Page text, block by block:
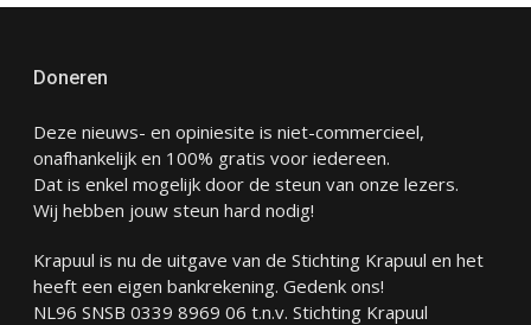
Doneren
Deze nieuws- en opiniesite is niet-commercieel,
onafhankelijk en 100% gratis voor iedereen.
Dat is enkel mogelijk door de steun van onze lezers.
Wij hebben jouw steun hard nodig!
Krapuul is nu de uitgave van de Stichting Krapuul en het
heeft een eigen bankrekening. Gedenk ons!
NL96 SNSB 0339 8969 06 t.n.v. Stichting Krapuul